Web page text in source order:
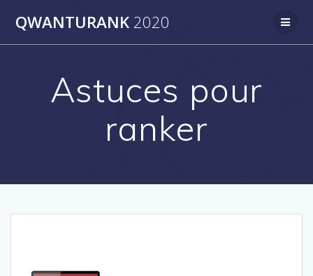
to
QWANTURANK 2020
Astuces pour
ranker